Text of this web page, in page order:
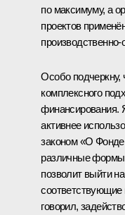
по максимуму, а
проектов
Особо подчеркну,
комплексного
финансирования.
активнее
законом «О
различные формы
позволит выйти
соответствующие
говорил,